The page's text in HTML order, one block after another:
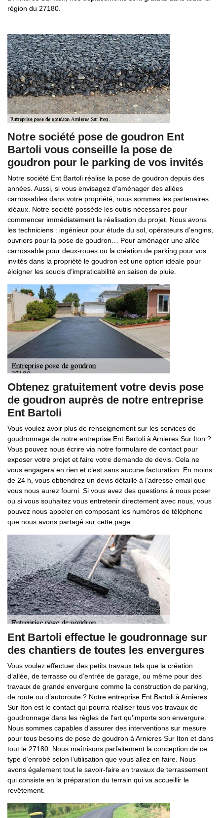
région du 27180.
Notre société pose de goudron Ent
Bartoli vous conseille la pose de
goudron pour le parking de vos invités
Notre société Ent Bartoli réalise la pose de goudron depuis des
années. Aussi, si vous envisagez d’aménager des allées
carrossables dans votre propriété, nous sommes les partenaires
idéaux. Notre société possède les outils nécessaires pour
commencer immédiatement la réalisation du projet. Nous avons
les techniciens : ingénieur pour étude du sol, opérateurs d’engins,
ouvriers pour la pose de goudron… Pour aménager une allée
carrossable pour deux-roues ou la création de parking pour vos
invités dans la propriété le goudron est une option idéale pour
éloigner les soucis d’impraticabilité en saison de pluie.
Obtenez gratuitement votre devis pose
de goudron auprès de notre entreprise
Ent Bartoli
Vous voulez avoir plus de renseignement sur les services de
goudronnage de notre entreprise Ent Bartoli à Arnieres Sur Iton ?
Vous pouvez nous écrire via notre formulaire de contact pour
exposer votre projet et faire votre demande de devis. Cela ne
vous engagera en rien et c’est sans aucune facturation. En moins
de 24 h, vous obtiendrez un devis détaillé à l’adresse email que
vous nous aurez fourni. Si vous avez des questions à nous poser
ou si vous souhaitez vous entretenir directement avec nous, vous
pouvez nous appeler en composant les numéros de téléphone
que nous avons partagé sur cette page.
Ent Bartoli effectue le goudronnage sur
des chantiers de toutes les envergures
Vous voulez effectuer des petits travaux tels que la création
d’allée, de terrasse ou d’entrée de garage, ou même pour des
travaux de grande envergure comme la construction de parking,
de route ou d’autoroute ? Notre entreprise Ent Bartoli à Arnieres
Sur Iton est le contact qui pourra réaliser tous vos travaux de
goudronnage dans les règles de l’art qu’importe son envergure.
Nous sommes capables d’assurer des interventions sur mesure
pour tous besoins de pose de goudron à Arnieres Sur Iton et dans
tout le 27180. Nous maîtrisons parfaitement la conception de ce
type d’enrobé selon l’utilisation que vous allez en faire. Nous
avons également tout le savoir-faire en travaux de terrassement
qui consiste en la préparation du terrain qui va accueillir le
revêtement.